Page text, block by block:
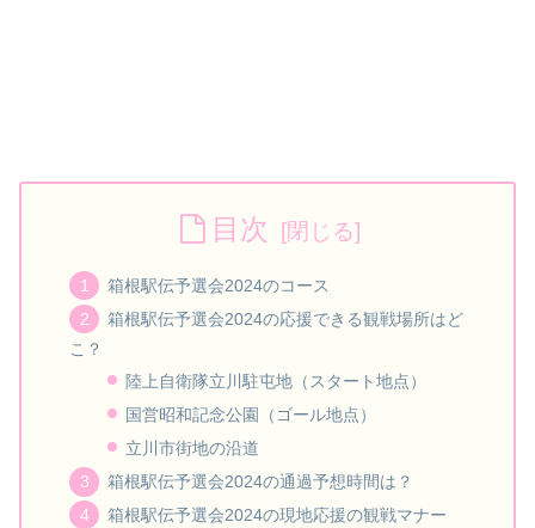
目次
箱根駅伝予選会2024のコース
箱根駅伝予選会2024の応援できる観戦場所はど
こ？
陸上自衛隊立川駐屯地（スタート地点）
国営昭和記念公園（ゴール地点）
立川市街地の沿道
箱根駅伝予選会2024の通過予想時間は？
箱根駅伝予選会2024の現地応援の観戦マナー